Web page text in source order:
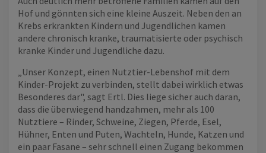
Hof und gönnten sich eine kleine Auszeit. Neben den an
Krebs erkrankten Kindern und Jugendlichen kamen
andere chronisch kranke, traumatisierte oder psychisch
kranke Kinder und Jugendliche dazu.
„Unser Konzept, einen Nutztier-Lebenshof mit dem
Kinder-Projekt zu verbinden, stellt dabei wirklich etwas
Besonderes dar", sagt Ertl. Dies liege sicher auch daran,
dass die überwiegend handzahmen, mehr als 100
Nutztiere – Rinder, Schweine, Ziegen, Pferde, Esel,
Hühner, Enten und Puten, Wachteln, Hunde, Katzen und
ein paar Fasane – sehr schnell einen Zugang bekommen